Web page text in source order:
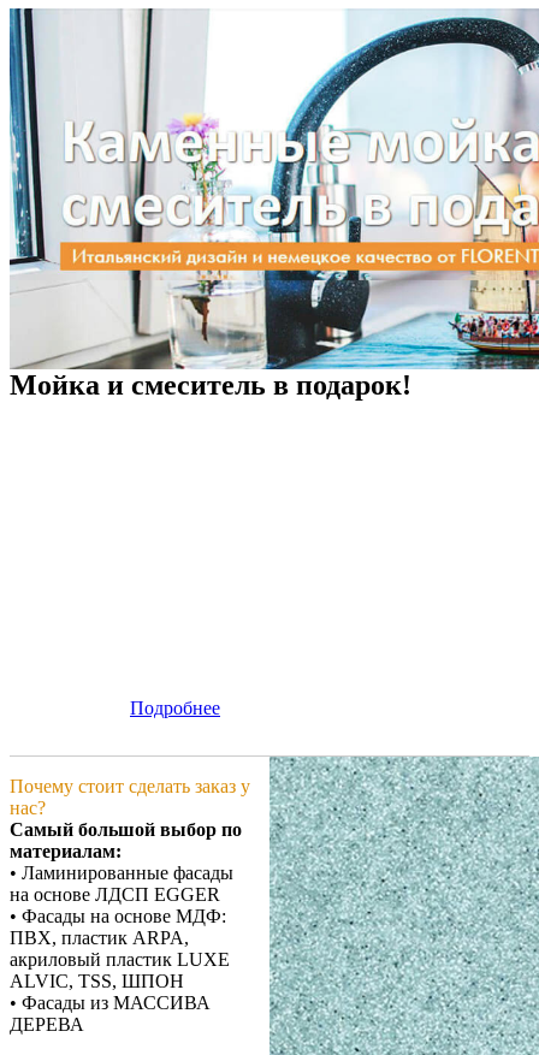
Мойка и смеситель в подарок!
Подробнее
Почему стоит сделать заказ у
нас?
Самый большой выбор по
материалам:
• Ламинированные фасады
на основе ЛДСП EGGER
• Фасады на основе МДФ:
ПВХ, пластик ARPA,
акриловый пластик LUXE
ALVIC, TSS, ШПОН
• Фасады из МАССИВА
ДЕРЕВА